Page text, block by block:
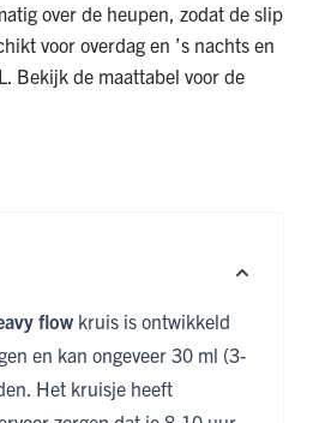
over de heupen, zodat de slip
voor overdag en ’s nachts en
Bekijk de maattabel voor de
flow kruis is ontwikkeld
en kan ongeveer 30 ml (3-
Het kruisje heeft